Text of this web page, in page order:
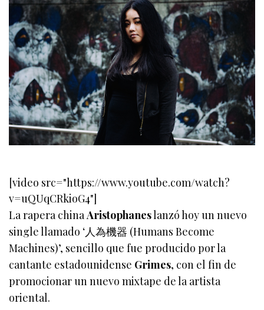
[video src="https://www.youtube.com/watch?
v=uQUqCRkioG4"]
La rapera chinaAristophaneslanzó hoy un nuevo
single llamado ‘人為機器 (Humans Become
Machines)’, sencillo que fue producido por la
cantante estadounidense Grimes, con el fin de
promocionar un nuevo mixtape de la artista
oriental.